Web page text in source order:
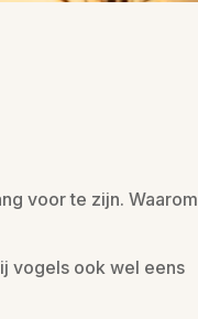
voor te zijn. Waarom
vogels ook wel eens